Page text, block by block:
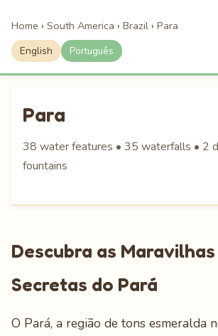
Home › South America › Brazil › Para
English Português
Para
38 water features • 35 waterfalls • 2
fountains
Descubra as
Secretas do Pará
O Pará, a região de tons esmeralda